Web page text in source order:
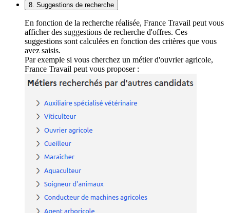
8. Suggestions de recherche
En fonction de la recherche réalisée, France Travail peut vous
afficher des suggestions de recherche d'offres. Ces
suggestions sont calculées en fonction des critères que vous
avez saisis.
Par exemple si vous cherchez un métier d'ouvrier agricole,
France Travail peut vous proposer :